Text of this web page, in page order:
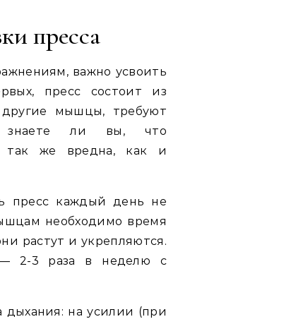
пресса
важно усвоить
пресс состоит из
мышцы, требуют
знаете ли вы, что
так же вредна, как и
пресс каждый день не
необходимо время
растут и укрепляются.
— 2-3 раза в неделю с
дыхания: на усилии (при